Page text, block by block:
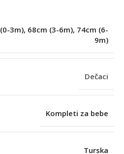
3m), 68cm (3-6m), 74cm (6-
9m)
Dečaci
Kompleti za bebe
Turska